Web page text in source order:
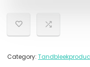
Category: